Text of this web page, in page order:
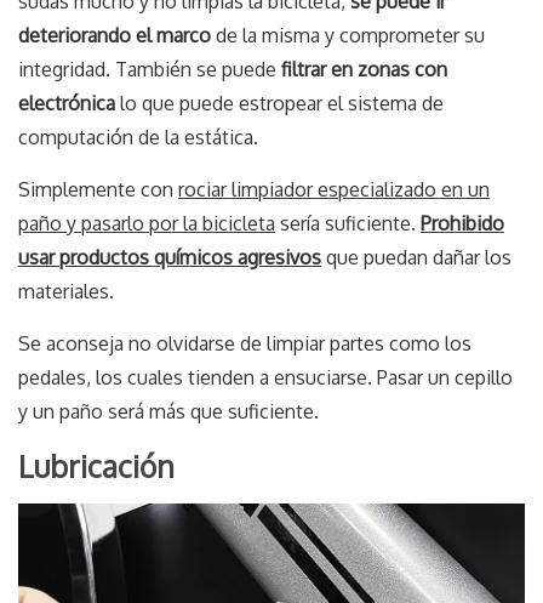
deteriorando el marco de la misma y comprometer su
integridad. También se puede filtrar en zonas con
electrónica lo que puede estropear el sistema de
computación de la estática.
Simplemente con rociar limpiador especializado en un
paño y pasarlo por la bicicleta sería suficiente. Prohibido
usar productos químicos agresivos que puedan dañar los
materiales.
Se aconseja no olvidarse de limpiar partes como los
pedales, los cuales tienden a ensuciarse. Pasar un cepillo
y un paño será más que suficiente.
Lubricación